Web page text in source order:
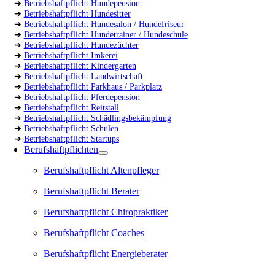
➔ Betriebshaftpflicht Hundepension
➔ Betriebshaftpflicht Hundesitter
➔ Betriebshaftpflicht Hundesalon / Hundefriseur
➔ Betriebshaftpflicht Hundetrainer / Hundeschule
➔ Betriebshaftpflicht Hundezüchter
➔ Betriebshaftpflicht Imkerei
➔ Betriebshaftpflicht Kindergarten
➔ Betriebshaftpflicht Landwirtschaft
➔ Betriebshaftpflicht Parkhaus / Parkplatz
➔ Betriebshaftpflicht Pferdepension
➔ Betriebshaftpflicht Reitstall
➔ Betriebshaftpflicht Schädlingsbekämpfung
➔ Betriebshaftpflicht Schulen
➔ Betriebshaftpflicht Startups
Berufshaftpflichten
Berufshaftpflicht Altenpfleger
Berufshaftpflicht Berater
Berufshaftpflicht Chiropraktiker
Berufshaftpflicht Coaches
Berufshaftpflicht Energieberater